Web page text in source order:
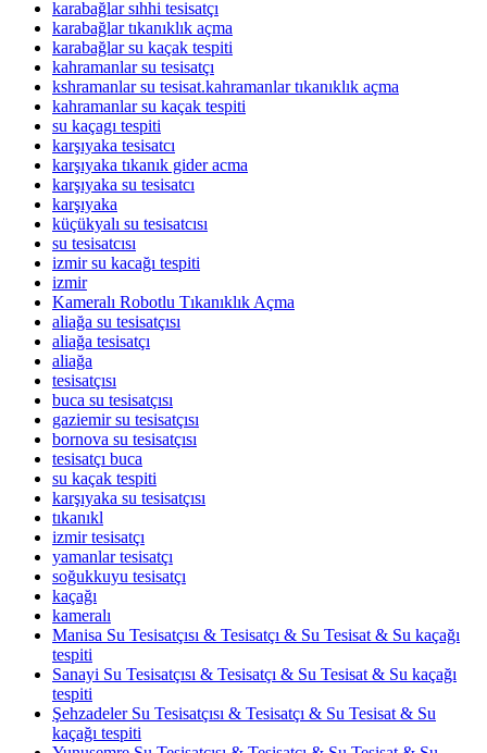
karabağlar sıhhi tesisatçı
karabağlar tıkanıklık açma
karabağlar su kaçak tespiti
kahramanlar su tesisatçı
kshramanlar su tesisat.kahramanlar tıkanıklık açma
kahramanlar su kaçak tespiti
su kaçagı tespiti
karşıyaka tesisatcı
karşıyaka tıkanık gider acma
karşıyaka su tesisatcı
karşıyaka
küçükyalı su tesisatcısı
su tesisatcısı
izmir su kacağı tespiti
izmir
Kameralı Robotlu Tıkanıklık Açma
aliağa su tesisatçısı
aliağa tesisatçı
aliağa
tesisatçısı
buca su tesisatçısı
gaziemir su tesisatçısı
bornova su tesisatçısı
tesisatçı buca
su kaçak tespiti
karşıyaka su tesisatçısı
tıkanıkl
izmir tesisatçı
yamanlar tesisatçı
soğukkuyu tesisatçı
kaçağı
kameralı
Manisa Su Tesisatçısı & Tesisatçı & Su Tesisat & Su kaçağı
tespiti
Sanayi Su Tesisatçısı & Tesisatçı & Su Tesisat & Su kaçağı
tespiti
Şehzadeler Su Tesisatçısı & Tesisatçı & Su Tesisat & Su
kaçağı tespiti